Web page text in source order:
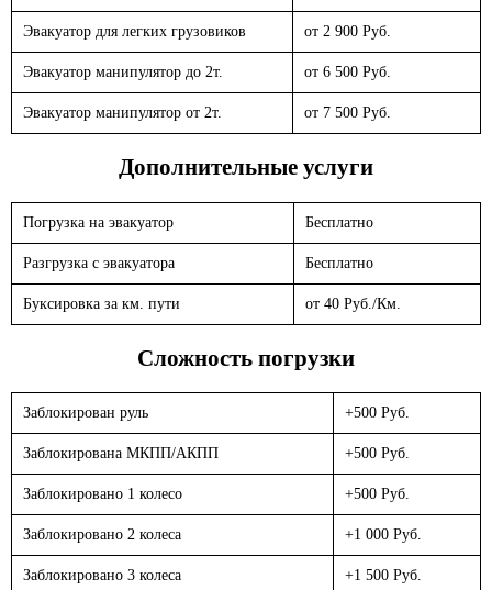
Эвакуатор для легких грузовиков от 2 900 Руб.
Эвакуатор манипулятор до 2т. от 6 500 Руб.
Эвакуатор манипулятор от 2т. от 7 500 Руб.
Дополнительные услуги
Погрузка на эвакуатор Бесплатно
Разгрузка с эвакуатора Бесплатно
Буксировка за км. пути от 40 Руб./Км.
Сложность погрузки
Заблокирован руль +500 Руб.
Заблокирована МКПП/АКПП +500 Руб.
Заблокировано 1 колесо +500 Руб.
Заблокировано 2 колеса +1 000 Руб.
Заблокировано 3 колеса +1 500 Руб.